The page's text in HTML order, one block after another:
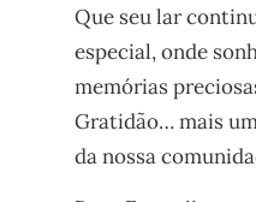
Que seu lar
especial, onde
memórias
Gratidão… mais
da nossa